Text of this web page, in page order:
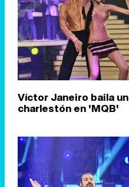
Víctor Janeiro baila un
charlestón en 'MQB'